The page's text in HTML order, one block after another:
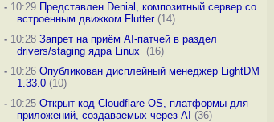
-10:29 Представлен Denial, композитный сервер со
встроенным движком Flutter(14)
-10:28 Запрет на приём AI-патчей в раздел
drivers/staging ядра Linux
(16)
-10:26 Опубликован дисплейный менеджер LightDM
1.33.0(10)
-10:25 Открыт код Cloudflare OS, платформы для
приложений, создаваемых через AI (36)